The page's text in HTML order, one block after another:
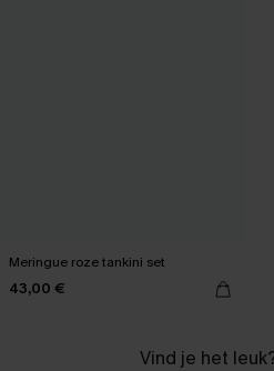
Meringue roze tankini set
43,00 €
Vind je het